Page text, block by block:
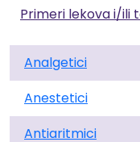
Primeri lekova i/ili
Analgetici
Anestetici
Antiaritmici